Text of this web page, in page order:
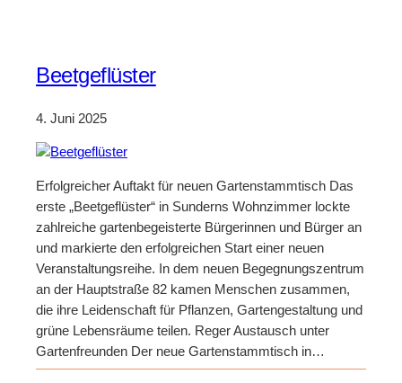
Beetgeflüster
4. Juni 2025
Erfolgreicher Auftakt für neuen Gartenstammtisch Das
erste „Beetgeflüster“ in Sunderns Wohnzimmer lockte
zahlreiche gartenbegeisterte Bürgerinnen und Bürger an
und markierte den erfolgreichen Start einer neuen
Veranstaltungsreihe. In dem neuen Begegnungszentrum
an der Hauptstraße 82 kamen Menschen zusammen,
die ihre Leidenschaft für Pflanzen, Gartengestaltung und
grüne Lebensräume teilen. Reger Austausch unter
Gartenfreunden Der neue Gartenstammtisch in…